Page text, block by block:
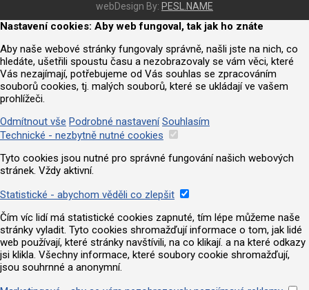
webDesign By: PESL.NAME
Nastavení cookies: Aby web fungoval, tak jak ho znáte
Aby naše webové stránky fungovaly správně, našli jste na nich, co
hledáte, ušetřili spoustu času a nezobrazovaly se vám věci, které
Vás nezajímají, potřebujeme od Vás souhlas se zpracováním
souborů cookies, tj. malých souborů, které se ukládají ve vašem
prohlížeči.
Odmítnout vše Podrobné nastavení Souhlasím
Technické - nezbytně nutné cookies
Tyto cookies jsou nutné pro správné fungování našich webových
stránek. Vždy aktivní.
Statistické - abychom věděli co zlepšit
Čím víc lidí má statistické cookies zapnuté, tím lépe můžeme naše
stránky vyladit. Tyto cookies shromažďují informace o tom, jak lidé
web používají, které stránky navštívili, na co klikají. a na které odkazy
jsi klikla. Všechny informace, které soubory cookie shromažďují,
jsou souhrnné a anonymní.